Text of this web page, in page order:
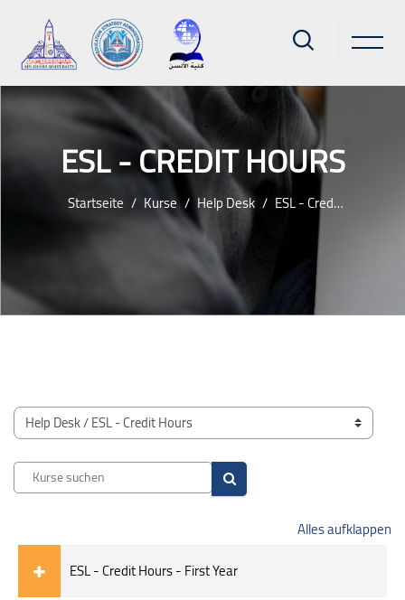
ESL - CREDIT HOURS
Startseite Kurse Help Desk ESL - Credit Hours
Blöcke
Kursbereiche
Kurse suchen
Kurse suchen
Alles aufklappen
ESL - Credit Hours - First Year